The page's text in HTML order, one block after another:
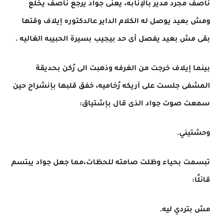
ناصف مجرد مدير بالإنابه، يعنى جواد يرجع ناصف يخلع
ومش بعيد يوصل له الكلام الداير عالدكتوره إيلاف وقتها
بقى مش بعيد يفصل أى حد بيجيب بسيرة الحبيبه الغاليه .
بينما إيلاف خرجت من الغرفه وذهبت الى رُكن بحديقة
المشفى جلست على آريكه رُخاميه، خفق قلبها بإنشراح حين
سمعت صوت جواد الذى قال بإشتياق:
وحشتيني.
تبسمت بحياء وظلت صامته للحظات،مما جعل جواد يبتسم
قائلًا:
مش بتردي ليه.